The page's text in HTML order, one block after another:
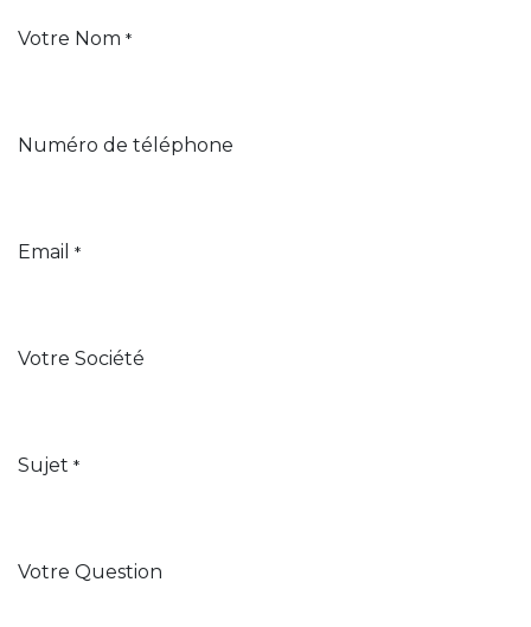
Votre Nom *
Numéro de téléphone
Email *
Votre Société
Sujet *
Votre Question